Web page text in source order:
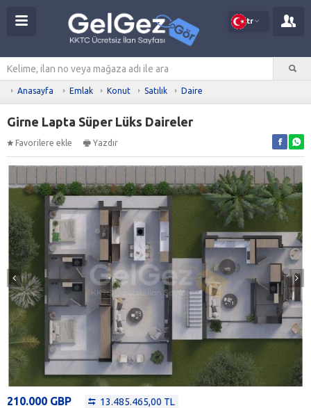
tr
Anasayfa Emlak Konut Satılık Daire
Girne Lapta Süper Lüks Daireler
Favorilere ekle Yazdır
210.000 GBP 13.485.465,00 TL